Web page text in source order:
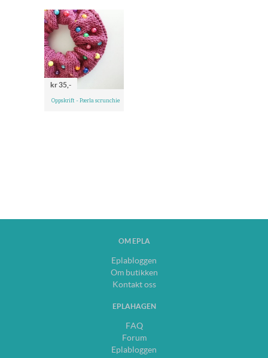
kr 35,-
Oppskrift - Pærla scrunchie
OM EPLA
Eplabloggen
Om butikken
Kontakt oss
EPLAHAGEN
FAQ
Forum
Eplabloggen